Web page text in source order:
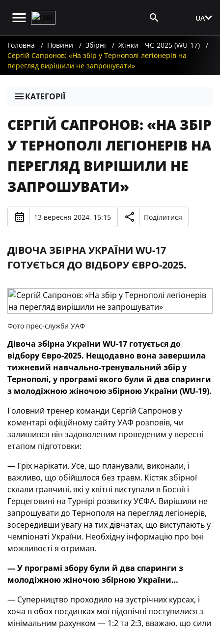
UA
Головна Новини Збірні
Жінки - ЧЄ-2025 (WU-17)
Сергій Сапронов: «На збір у Тернополі легіонерів на
перегляд вирішили не запрошувати»
КАТЕГОРІЇ
СЕРГІЙ САПРОНОВ: «НА ЗБІР
У ТЕРНОПОЛІ ЛЕГІОНЕРІВ НА
ПЕРЕГЛЯД ВИРІШИЛИ НЕ
ЗАПРОШУВАТИ»
13 вересня 2024, 15:15 Поділитися
ДІВОЧА ЗБІРНА УКРАЇНИ WU-17
ГОТУЄТЬСЯ ДО ВІДБОРУ ЄВРО-2025.
Фото прес-служби УАФ
Дівоча збірна України WU-17 готується до
відбору Євро-2025. Нещодавно вона завершила
тижневий навчально-тренувальний збір у
Тернополі, у програмі якого були й два спаринги
з молодіжною жіночою збірною України (WU-19).
Головний тренер команди Сергій Сапронов у
коментарі офіційному сайту УАФ розповів, чи
залишився він задоволеним проведеним у вересні
етапом підготовки:
— Гріх нарікати. Усе, що планували, виконали, і
важливо, що обійшлося без травм. Кістяк збірної
склали гравчині, які у квітні виступали в Боснії і
Герцеговині на Турнірі розвитку УЄФА. Вирішили не
запрошувати до Тернополя на перегляд легіонерів,
зосередивши увагу на тих дівчатах, що виступають у
чемпіонаті України. Необхідну інформацію про їхні
можливості я отримав.
— У програмі збору були й два спаринги з
молодіжною жіночою збірною України…
— Суперництво проходило на зустрічних курсах, і
хоча в обох поєдинках мої підопічні поступилися з
мінімальним рахунком — 1:2 та 2:3, вважаю, що сили